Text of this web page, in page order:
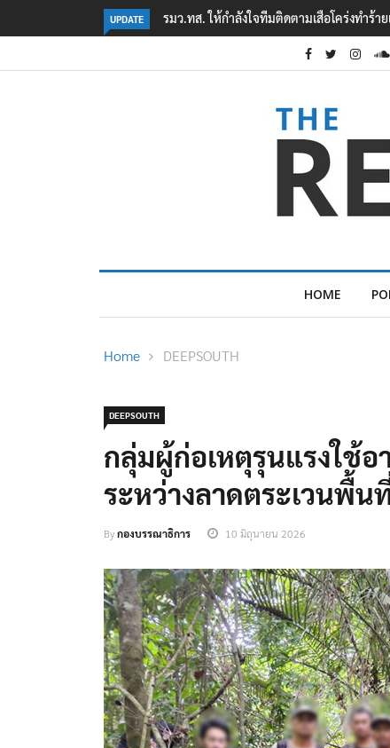
UPDATE ‘ภาคประชาสังคม’ รวมตัวคัดค้าน ‘มิน ออง ไ
HOME
Home DEEPSOUTH
DEEPSOUTH
กลุ่มผู้ก่อเหตุรุนแรงใช้
ระหว่างลาดตระเวนพื้น
Byกองบรรณาธิการ 10 มิถุนายน 2026